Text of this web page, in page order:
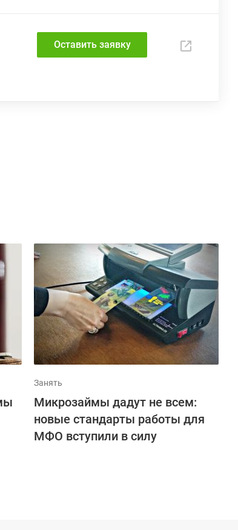
Оставить заявку
Занять
Микрозаймы дадут не всем:
новые стандарты работы для
МФО вступили в силу